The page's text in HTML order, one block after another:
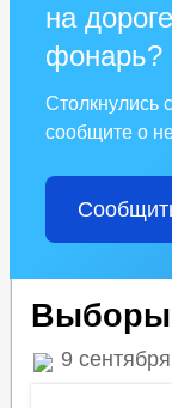
на
фонарь?
Столкнулись
сообщите о
Выборы
9